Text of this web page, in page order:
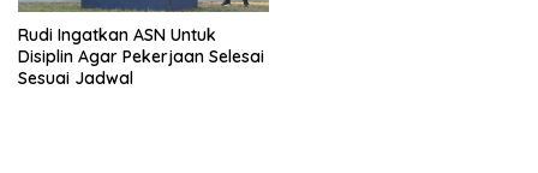
Rudi Ingatkan ASN Untuk
Disiplin Agar Pekerjaan Selesai
Sesuai Jadwal